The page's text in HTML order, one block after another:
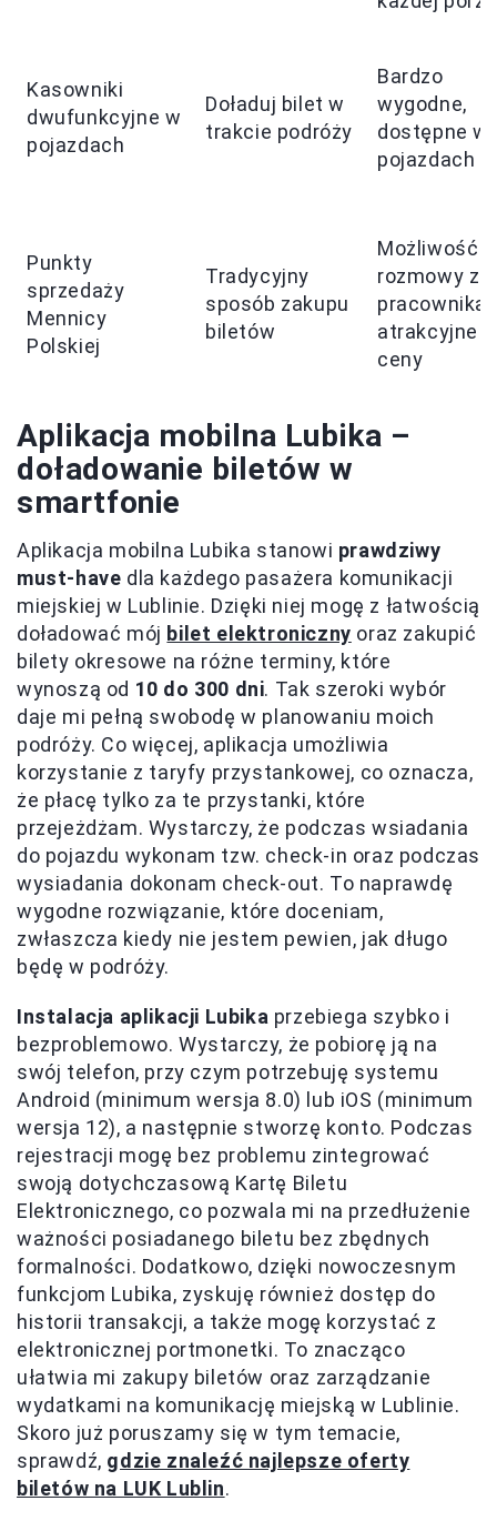
Kasowniki
dwufunkcyjne w
pojazdach
Doładuj bilet w
trakcie podróży
Bardzo
wygodne,
dostępne w
pojazdach
Punkty
sprzedaży
Mennicy
Polskiej
Tradycyjny
sposób zakupu
biletów
Możliwość
rozmowy z
atrakcyjne
ceny
Aplikacja mobilna Lubika –
doładowanie biletów w
smartfonie
Aplikacja mobilna Lubika stanowi prawdziwy
must-have dla każdego pasażera komunikacji
miejskiej w Lublinie. Dzięki niej mogę z łatwością
doładować mój bilet elektroniczny oraz zakupić
bilety okresowe na różne terminy, które
wynoszą od 10 do 300 dni. Tak szeroki wybór
daje mi pełną swobodę w planowaniu moich
podróży. Co więcej, aplikacja umożliwia
korzystanie z taryfy przystankowej, co oznacza,
że płacę tylko za te przystanki, które
przejeżdżam. Wystarczy, że podczas wsiadania
do pojazdu wykonam tzw. check-in oraz podczas
wysiadania dokonam check-out. To naprawdę
wygodne rozwiązanie, które doceniam,
zwłaszcza kiedy nie jestem pewien, jak długo
będę w podróży.
Instalacja aplikacji Lubika przebiega szybko i
bezproblemowo. Wystarczy, że pobiorę ją na
swój telefon, przy czym potrzebuję systemu
Android (minimum wersja 8.0) lub iOS (minimum
wersja 12), a następnie stworzę konto. Podczas
rejestracji mogę bez problemu zintegrować
swoją dotychczasową Kartę Biletu
Elektronicznego, co pozwala mi na przedłużenie
ważności posiadanego biletu bez zbędnych
formalności. Dodatkowo, dzięki nowoczesnym
funkcjom Lubika, zyskuję również dostęp do
historii transakcji, a także mogę korzystać z
elektronicznej portmonetki. To znacząco
ułatwia mi zakupy biletów oraz zarządzanie
wydatkami na komunikację miejską w Lublinie.
Skoro już poruszamy się w tym temacie,
sprawdź, gdzie znaleźć najlepsze oferty
biletów na LUK Lublin.